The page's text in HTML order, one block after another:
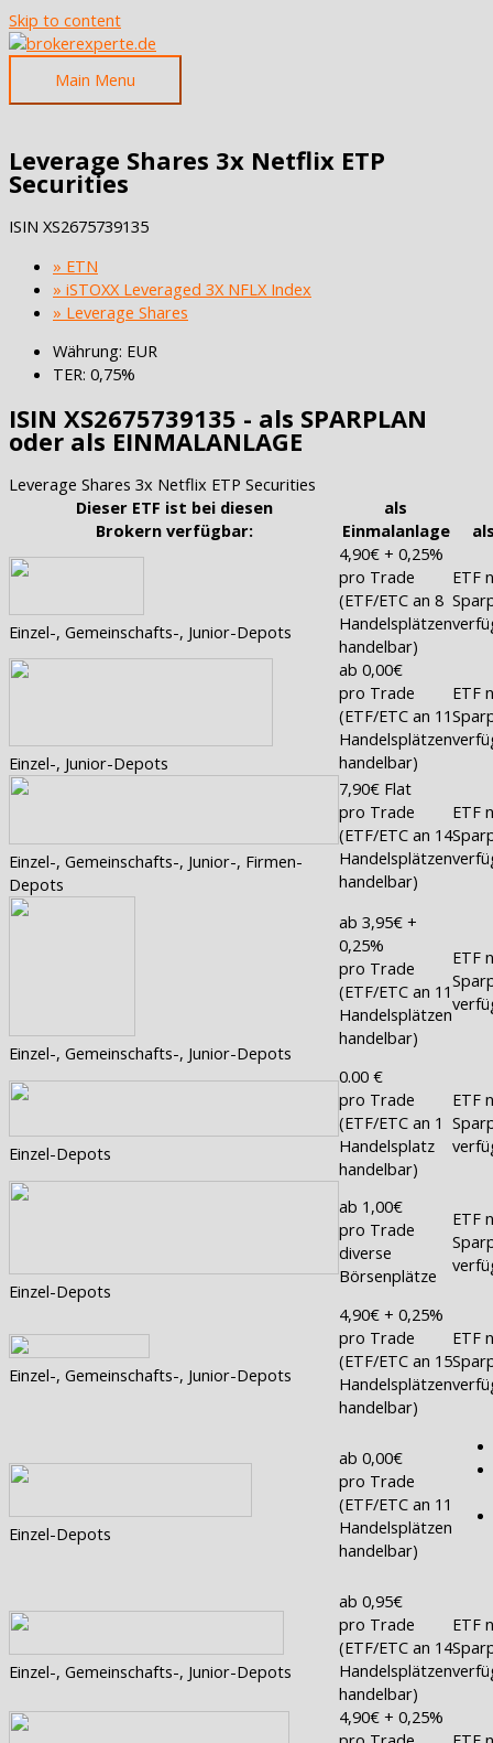
Skip to content
Main Menu
Leverage Shares 3x Netflix ETP
Securities
ISIN XS2675739135
» ETN
» iSTOXX Leveraged 3X NFLX Index
» Leverage Shares
Währung: EUR
TER: 0,75%
ISIN XS2675739135 - als SPARPLAN
oder als EINMALANLAGE
Leverage Shares 3x Netflix ETP Securities
Dieser ETF ist bei diesen
Brokern verfügbar:
als
Einmalanlage
Einzel-, Gemeinschafts-, Junior-Depots
4,90€ + 0,25%
pro Trade
(ETF/ETC an 8
Handelsplätzen
handelbar)
ETF
Einzel-, Junior-Depots
ab 0,00€
pro Trade
(ETF/ETC an 11
Handelsplätzen
handelbar)
ETF
Einzel-, Gemeinschafts-, Junior-, Firmen-
Depots
7,90€ Flat
pro Trade
(ETF/ETC an 14
Handelsplätzen
handelbar)
ETF
Einzel-, Gemeinschafts-, Junior-Depots
ab 3,95€ +
0,25%
pro Trade
(ETF/ETC an 11
Handelsplätzen
handelbar)
ETF
Einzel-Depots
0.00 €
pro Trade
(ETF/ETC an 1
Handelsplatz
handelbar)
ETF
Einzel-Depots
ab 1,00€
pro Trade
diverse
Börsenplätze
ETF
Einzel-, Gemeinschafts-, Junior-Depots
4,90€ + 0,25%
pro Trade
(ETF/ETC an 15
Handelsplätzen
handelbar)
ETF
Einzel-Depots
ab 0,00€
pro Trade
(ETF/ETC an 11
Handelsplätzen
handelbar)
Einzel-, Gemeinschafts-, Junior-Depots
ab 0,95€
pro Trade
(ETF/ETC an 14
Handelsplätzen
handelbar)
ETF
4,90€ + 0,25%